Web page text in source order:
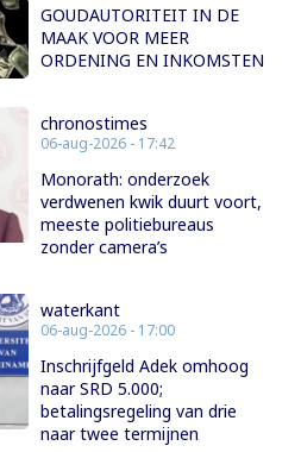
GOUDAUTORITEIT IN DE
MAAK VOOR MEER
ORDENING EN INKOMSTEN
chronostimes
06-aug-2026 - 17:42
Monorath: onderzoek
verdwenen kwik duurt voort,
meeste politiebureaus
zonder camera’s
waterkant
06-aug-2026 - 17:00
Inschrijfgeld Adek omhoog
naar SRD 5.000;
betalingsregeling van drie
naar twee termijnen